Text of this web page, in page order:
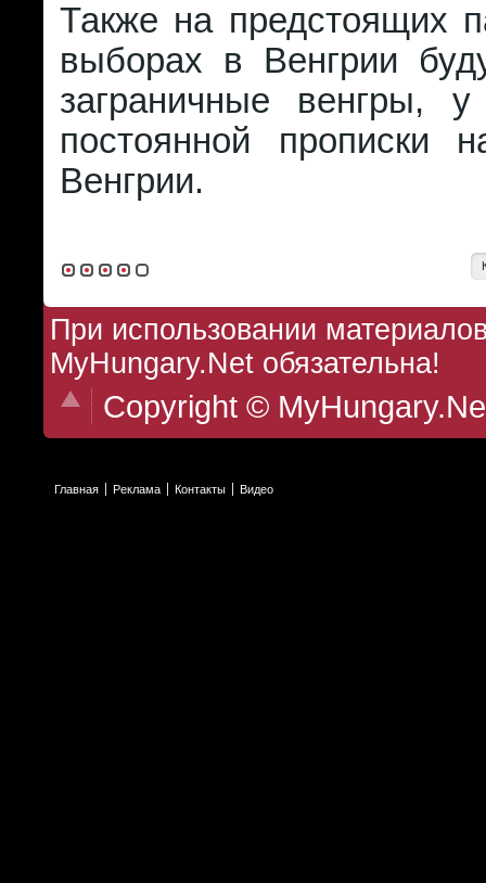
Также на предстоящих
выборах в Венгрии
заграничные венгры,
постоянной прописки
Венгрии.
При использовании
MyHungary.Net обязательна!
Copyright ©
Главная Реклама Контакты Видео